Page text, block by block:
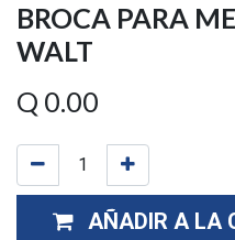
BROCA PARA
WALT
Q 0.00
AÑADIR A LA